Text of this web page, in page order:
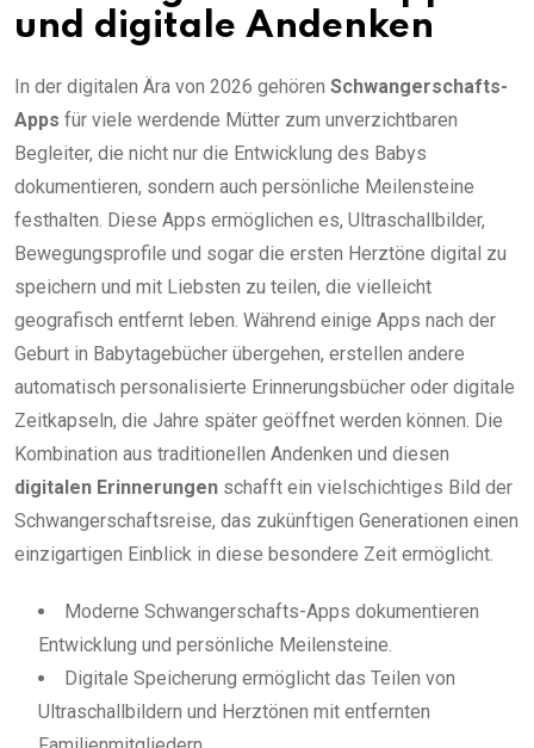
und digitale Andenken
In der digitalen Ära von 2026 gehören Schwangerschafts-
Apps für viele werdende Mütter zum unverzichtbaren
Begleiter, die nicht nur die Entwicklung des Babys
dokumentieren, sondern auch persönliche Meilensteine
festhalten. Diese Apps ermöglichen es, Ultraschallbilder,
Bewegungsprofile und sogar die ersten Herztöne digital zu
speichern und mit Liebsten zu teilen, die vielleicht
geografisch entfernt leben. Während einige Apps nach der
Geburt in Babytagebücher übergehen, erstellen andere
automatisch personalisierte Erinnerungsbücher oder digitale
Zeitkapseln, die Jahre später geöffnet werden können. Die
Kombination aus traditionellen Andenken und diesen
digitalen Erinnerungen schafft ein vielschichtiges Bild der
Schwangerschaftsreise, das zukünftigen Generationen einen
einzigartigen Einblick in diese besondere Zeit ermöglicht.
Moderne Schwangerschafts-Apps dokumentieren
Entwicklung und persönliche Meilensteine.
Digitale Speicherung ermöglicht das Teilen von
Ultraschallbildern und Herztönen mit entfernten